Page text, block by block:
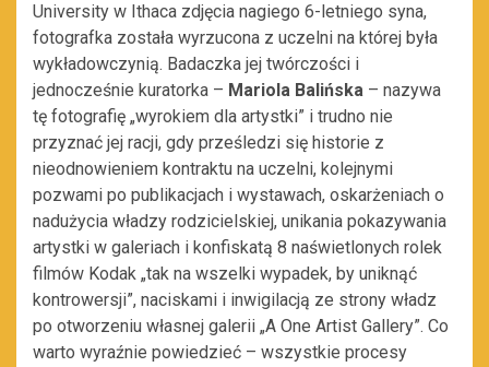
University w Ithaca zdjęcia nagiego 6-letniego syna,
fotografka została wyrzucona z uczelni na której była
wykładowczynią. Badaczka jej twórczości i
jednocześnie kuratorka – Mariola Balińska – nazywa
tę fotografię „wyrokiem dla artystki” i trudno nie
przyznać jej racji, gdy prześledzi się historie z
nieodnowieniem kontraktu na uczelni, kolejnymi
pozwami po publikacjach i wystawach, oskarżeniach o
nadużycia władzy rodzicielskiej, unikania pokazywania
artystki w galeriach i konfiskatą 8 naświetlonych rolek
filmów Kodak „tak na wszelki wypadek, by uniknąć
kontrowersji”, naciskami i inwigilacją ze strony władz
po otworzeniu własnej galerii „A One Artist Gallery”. Co
warto wyraźnie powiedzieć – wszystkie procesy